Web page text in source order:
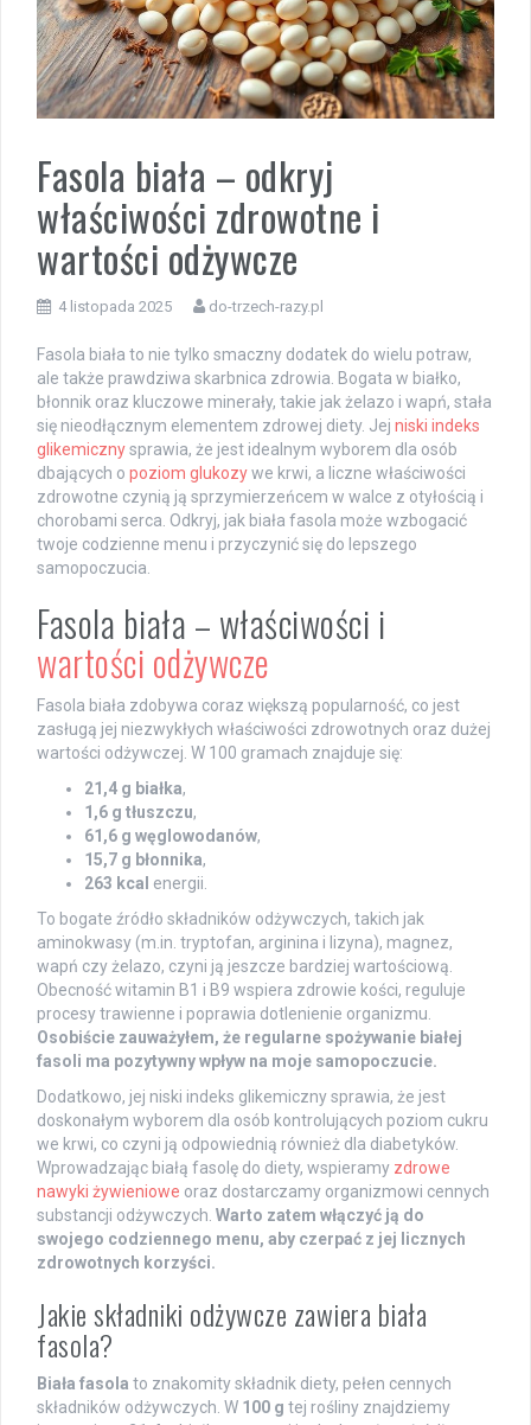
Fasola biała – odkryj
właściwości zdrowotne i
wartości odżywcze
4 listopada 2025 do-trzech-razy.pl
Fasola biała to nie tylko smaczny dodatek do wielu potraw,
ale także prawdziwa skarbnica zdrowia. Bogata w białko,
błonnik oraz kluczowe minerały, takie jak żelazo i wapń, stała
się nieodłącznym elementem zdrowej diety. Jej niski indeks
glikemicznysprawia, że jest idealnym wyborem dla osób
dbających o poziom glukozywe krwi, a liczne właściwości
zdrowotne czynią ją sprzymierzeńcem w walce z otyłością i
chorobami serca. Odkryj, jak biała fasola może wzbogacić
twoje codzienne menu i przyczynić się do lepszego
samopoczucia.
Fasola biała – właściwości i
wartości odżywcze
Fasola biała zdobywa coraz większą popularność, co jest
zasługą jej niezwykłych właściwości zdrowotnych oraz dużej
wartości odżywczej. W 100 gramach znajduje się:
21,4 g białka,
1,6 g tłuszczu,
61,6 g węglowodanów,
15,7 g błonnika,
263 kcal energii.
To bogate źródło składników odżywczych, takich jak
aminokwasy (m.in. tryptofan, arginina i lizyna), magnez,
wapń czy żelazo, czyni ją jeszcze bardziej wartościową.
Obecność witamin B1 i B9 wspiera zdrowie kości, reguluje
procesy trawienne i poprawia dotlenienie organizmu.
Osobiście zauważyłem, że regularne spożywanie białej
fasoli ma pozytywny wpływ na moje samopoczucie.
Dodatkowo, jej niski indeks glikemiczny sprawia, że jest
doskonałym wyborem dla osób kontrolujących poziom cukru
we krwi, co czyni ją odpowiednią również dla diabetyków.
Wprowadzając białą fasolę do diety, wspieramy zdrowe
nawyki żywieniowe oraz dostarczamy organizmowi cennych
substancji odżywczych. Warto zatem włączyć ją do
swojego codziennego menu, aby czerpać z jej licznych
zdrowotnych korzyści.
Jakie składniki odżywcze zawiera biała
fasola?
Biała fasola to znakomity składnik diety, pełen cennych
składników odżywczych. W 100 g tej rośliny znajdziemy